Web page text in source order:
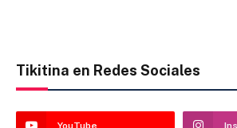
Tikitina en Redes Sociales
YouTube